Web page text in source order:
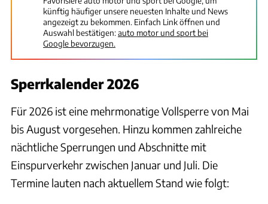
künftig häufiger unsere neuesten Inhalte und News
angezeigt zu bekommen. Einfach Link öffnen und
Auswahl bestätigen:auto motor und sport bei
Google bevorzugen.
Sperrkalender 2026
Für 2026 ist eine mehrmonatige Vollsperre von Mai
bis August vorgesehen. Hinzu kommen zahlreiche
nächtliche Sperrungen und Abschnitte mit
Einspurverkehr zwischen Januar und Juli. Die
Termine lauten nach aktuellem Stand wie folgt: